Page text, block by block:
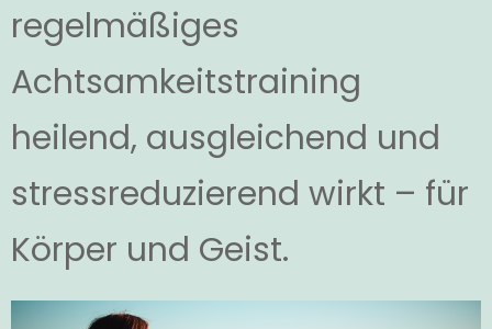
regelmäßiges
Achtsamkeitstraining
heilend, ausgleichend und
stressreduzierend wirkt – für
Körper und Geist.